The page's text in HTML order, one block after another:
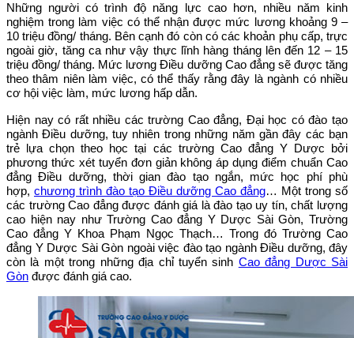
Những người có trình độ năng lực cao hơn, nhiều năm kinh
nghiệm trong làm việc có thể nhận được mức lương khoảng 9 –
10 triệu đồng/ tháng. Bên cạnh đó còn có các khoản phụ cấp, trực
ngoài giờ, tăng ca như vậy thực lĩnh hàng tháng lên đến 12 – 15
triệu đồng/ tháng. Mức lương Điều dưỡng Cao đẳng sẽ được tăng
theo thâm niên làm việc, có thể thấy rằng đây là ngành có nhiều
cơ hội việc làm, mức lương hấp dẫn.
Hiện nay có rất nhiều các trường Cao đẳng, Đại học có đào tạo
ngành Điều dưỡng, tuy nhiên trong những năm gần đây các bạn
trẻ lựa chọn theo học tại các trường Cao đẳng Y Dược bởi
phương thức xét tuyển đơn giản không áp dụng điểm chuẩn Cao
đẳng Điều dưỡng, thời gian đào tạo ngắn, mức học phí phù
hợp, chương trình đào tạo Điều dưỡng Cao đẳng… Một trong số
các trường Cao đẳng được đánh giá là đào tạo uy tín, chất lượng
cao hiện nay như Trường Cao đẳng Y Dược Sài Gòn, Trường
Cao đẳng Y Khoa Phạm Ngọc Thạch… Trong đó Trường Cao
đẳng Y Dược Sài Gòn ngoài việc đào tạo ngành Điều dưỡng, đây
còn là một trong những địa chỉ tuyển sinh Cao đẳng Dược Sài
Gòn được đánh giá cao.